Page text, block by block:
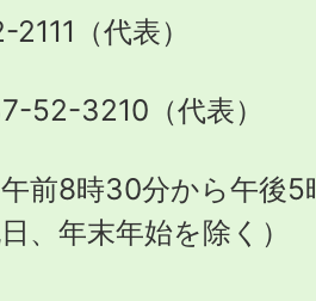
（代表）
52-3210（代表）
前8時30分から午後5
日、年末年始を除く）